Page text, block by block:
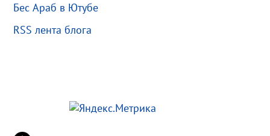
Бес Араб в Ютубе
RSS лента блога